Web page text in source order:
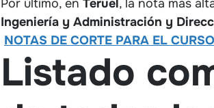
Por último, en Teruel, la nota más
Ingeniería y Administración y
NOTAS DE CORTE PARA EL
Listado